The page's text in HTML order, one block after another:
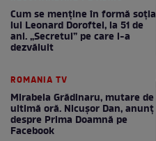
Cum se menţine în formă soţia
lui Leonard Doroftei, la 51 de
ani. „Secretul” pe care l-a
dezvăluit
ROMANIA TV
Mirabela Grădinaru, mutare de
ultimă oră. Nicuşor Dan, anunţ
despre Prima Doamnă pe
Facebook